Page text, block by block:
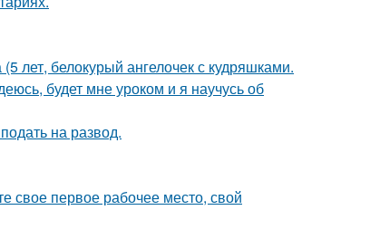
лет, белокурый ангелочек с кудряшками.
будет мне уроком и я научусь об
на развод.
свое первое рабочее место, свой